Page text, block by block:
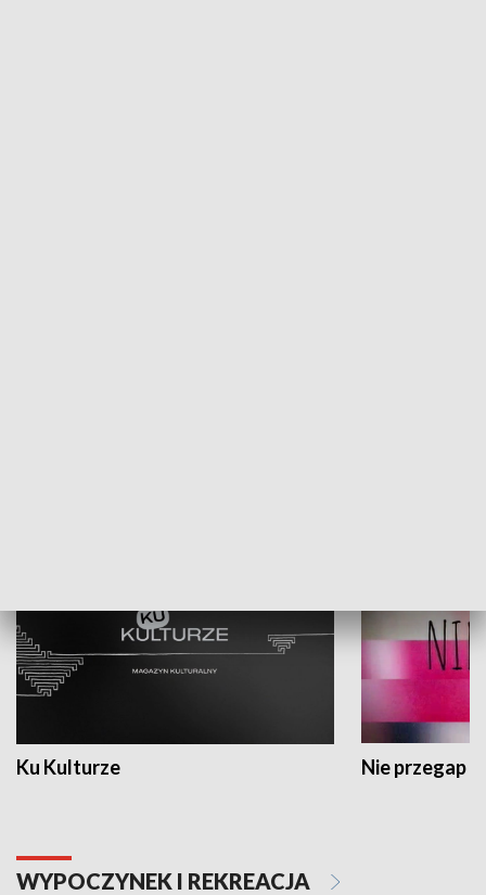
Ku Kulturze Nie przegap
WYPOCZYNEK I REKREACJA